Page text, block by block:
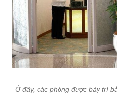
Ở đây, các phòng được bày trí